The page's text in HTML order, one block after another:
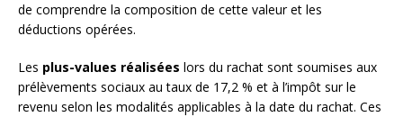
de comprendre la composition de cette valeur et les
déductions opérées.
Les plus-values réalisées lors du rachat sont soumises aux
prélèvements sociaux au taux de 17,2 % et à l’impôt sur le
revenu selon les modalités applicables à la date du rachat. Ces